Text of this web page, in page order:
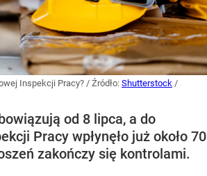
Inspekcji Pracy? / Źródło: Shutterstock /
od 8 lipca, a do
Pracy wpłynęło już około 70
zakończy się kontrolami.